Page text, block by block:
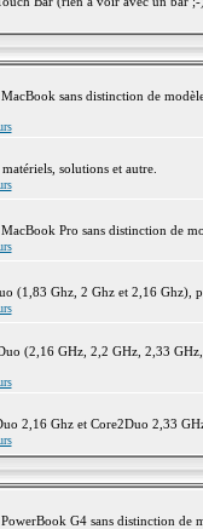
MacBook sans distinction de
solutions et autre.
Pro sans distinction de
(1,83 Ghz, 2 Ghz et 2,16 Ghz),
(2,16 GHz, 2,2 GHz, 2,33
2,16 Ghz et Core2Duo 2,33
G4 sans distinction de